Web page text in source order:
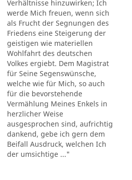
Verhältnisse hinzuwirken; Ich
werde Mich freuen, wenn sich
als Frucht der Segnungen des
Friedens eine Steigerung der
geistigen wie materiellen
Wohlfahrt des deutschen
Volkes ergiebt. Dem Magistrat
für Seine Segenswünsche,
welche wie für Mich, so auch
für die bevorstehende
Vermählung Meines Enkels in
herzlicher Weise
ausgesprochen sind, aufrichtig
dankend, gebe ich gern dem
Beifall Ausdruck, welchen Ich
der umsichtige ..."